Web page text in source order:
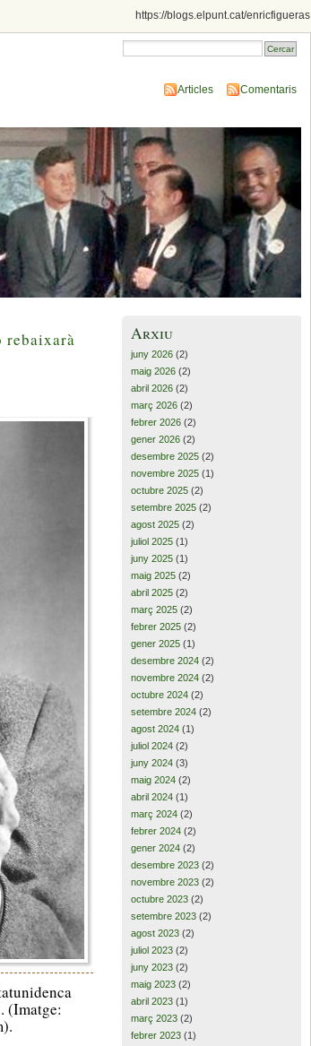
https://blogs.elpunt.cat/enricfigueras
Articles Comentaris
rebaixarà
(Imatge:
Arxiu
juny 2026 (2)
maig 2026 (2)
abril 2026 (2)
març 2026 (2)
febrer 2026 (2)
gener 2026 (2)
desembre 2025 (2)
novembre 2025 (1)
octubre 2025 (2)
setembre 2025 (2)
agost 2025 (2)
juliol 2025 (1)
juny 2025 (1)
maig 2025 (2)
abril 2025 (2)
març 2025 (2)
febrer 2025 (2)
gener 2025 (1)
desembre 2024 (2)
novembre 2024 (2)
octubre 2024 (2)
setembre 2024 (2)
agost 2024 (1)
juliol 2024 (2)
juny 2024 (3)
maig 2024 (2)
abril 2024 (1)
març 2024 (2)
febrer 2024 (2)
gener 2024 (2)
desembre 2023 (2)
novembre 2023 (2)
octubre 2023 (2)
setembre 2023 (2)
agost 2023 (2)
juliol 2023 (2)
juny 2023 (2)
maig 2023 (2)
abril 2023 (1)
març 2023 (2)
febrer 2023 (1)